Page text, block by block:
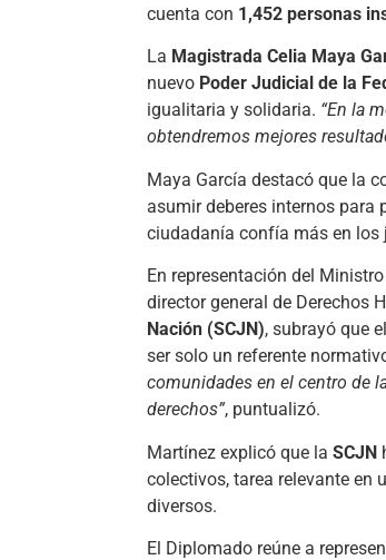
cuenta con 1,452 personas
La Magistrada Celia Maya
nuevo Poder Judicial de la
igualitaria y solidaria. “En la
obtendremos mejores
Maya García destacó que la
asumir deberes internos para
ciudadanía confía más en los
En representación del
director general de Derechos
Nación (SCJN), subrayó que
ser solo un referente
comunidades en el centro de
derechos”, puntualizó.
Martínez explicó que la SCJN
colectivos, tarea relevante en
diversos.
El Diplomado reúne a